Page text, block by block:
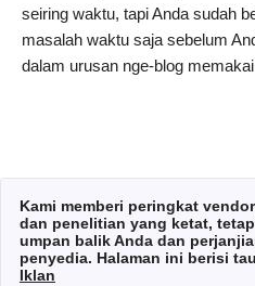
seiring waktu, tapi Anda sudah
masalah waktu saja sebelum
dalam urusan nge-blog
Kami memberi peringkat
dan penelitian yang ketat,
umpan balik Anda dan
penyedia. Halaman ini berisi
Iklan